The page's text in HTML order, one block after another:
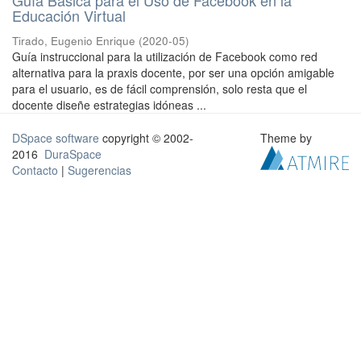
Educación Virtual
Tirado, Eugenio Enrique (2020-05)
Guía instruccional para la utilización de Facebook como red
alternativa para la praxis docente, por ser una opción amigable
para el usuario, es de fácil comprensión, solo resta que el
docente diseñe estrategias idóneas ...
DSpace software copyright © 2002-
2016 DuraSpace
Contacto | Sugerencias
Theme by